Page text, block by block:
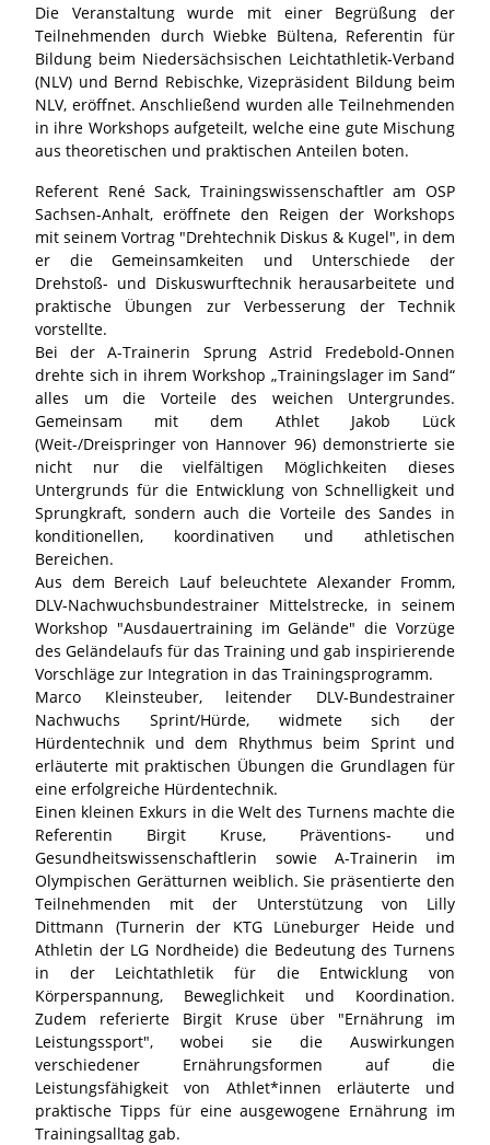
Die Veranstaltung wurde mit einer Begrüßung der
Teilnehmenden durch Wiebke Bültena, Referentin für
Bildung beim Niedersächsischen Leichtathletik-Verband
(NLV) und Bernd Rebischke, Vizepräsident Bildung beim
NLV, eröffnet. Anschließend wurden alle Teilnehmenden
in ihre Workshops aufgeteilt, welche eine gute Mischung
aus theoretischen und praktischen Anteilen boten.
Referent René Sack, Trainingswissenschaftler am OSP
Sachsen-Anhalt, eröffnete den Reigen der Workshops
mit seinem Vortrag "Drehtechnik Diskus & Kugel", in dem
er die Gemeinsamkeiten und Unterschiede der
Drehstoß- und Diskuswurftechnik herausarbeitete und
praktische Übungen zur Verbesserung der Technik
vorstellte.
Bei der A-Trainerin Sprung Astrid Fredebold-Onnen
drehte sich in ihrem Workshop „Trainingslager im Sand“
alles um die Vorteile des weichen Untergrundes.
Gemeinsam mit dem Athlet Jakob Lück
(Weit-/Dreispringer von Hannover 96) demonstrierte sie
nicht nur die vielfältigen Möglichkeiten dieses
Untergrunds für die Entwicklung von Schnelligkeit und
Sprungkraft, sondern auch die Vorteile des Sandes in
konditionellen, koordinativen und athletischen
Bereichen.
Aus dem Bereich Lauf beleuchtete Alexander Fromm,
DLV-Nachwuchsbundestrainer Mittelstrecke, in seinem
Workshop "Ausdauertraining im Gelände" die Vorzüge
des Geländelaufs für das Training und gab inspirierende
Vorschläge zur Integration in das Trainingsprogramm.
Marco Kleinsteuber, leitender DLV-Bundestrainer
Nachwuchs Sprint/Hürde, widmete sich der
Hürdentechnik und dem Rhythmus beim Sprint und
erläuterte mit praktischen Übungen die Grundlagen für
eine erfolgreiche Hürdentechnik.
Einen kleinen Exkurs in die Welt des Turnens machte die
Referentin Birgit Kruse, Präventions- und
Gesundheitswissenschaftlerin sowie A-Trainerin im
Olympischen Gerätturnen weiblich. Sie präsentierte den
Teilnehmenden mit der Unterstützung von Lilly
Dittmann (Turnerin der KTG Lüneburger Heide und
Athletin der LG Nordheide) die Bedeutung des Turnens
in der Leichtathletik für die Entwicklung von
Körperspannung, Beweglichkeit und Koordination.
Zudem referierte Birgit Kruse über "Ernährung im
Leistungssport", wobei sie die Auswirkungen
verschiedener Ernährungsformen auf die
Leistungsfähigkeit von Athlet*innen erläuterte und
praktische Tipps für eine ausgewogene Ernährung im
Trainingsalltag gab.